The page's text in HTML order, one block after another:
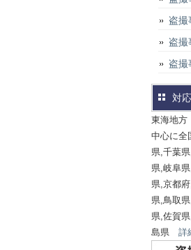
盗撮
盗撮
盗撮
対
東海地方
中心に
県,千葉
県,岐阜
県,京都
県,鳥取
県,佐賀
島県 詳